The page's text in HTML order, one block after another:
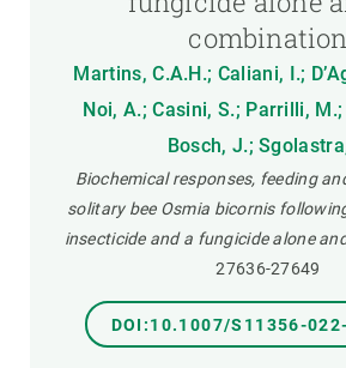
combination
Martins, C.A.H.; Caliani, I.;
Noi, A.; Casini, S.; Parrilli,
Bosch, J.;
Biochemical responses, feeding
solitary bee Osmia bicornis
insecticide and a fungicide alone
27636-27649
DOI:10.1007/S11356-